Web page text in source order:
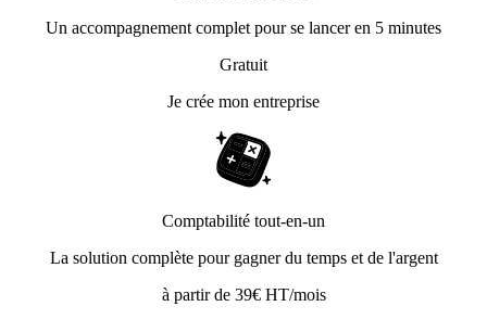
Un accompagnement complet pour se lancer en 5 minutes
Gratuit
Je crée mon entreprise
Comptabilité tout-en-un
La solution complète pour gagner du temps et de l'argent
à partir de 39€ HT/mois